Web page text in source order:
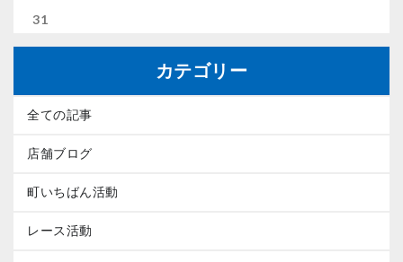
31
カテゴリー
全ての記事
店舗ブログ
町いちばん活動
レース活動